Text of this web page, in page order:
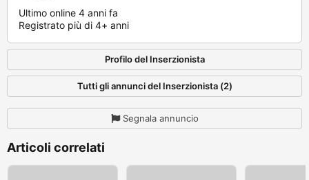
Ultimo online 4 anni fa
Registrato più di 4+ anni
Profilo del Inserzionista
Tutti gli annunci del Inserzionista (2)
Segnala annuncio
Articoli correlati